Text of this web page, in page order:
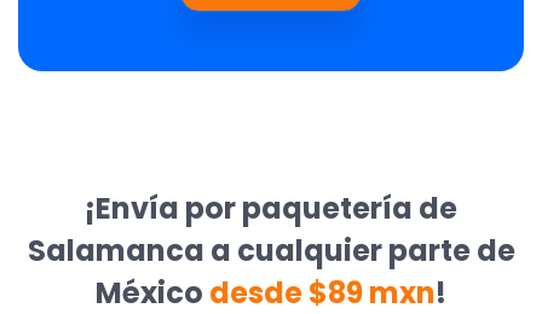
¡Envía por paquetería de
Salamanca a cualquier parte de
México desde $89 mxn!